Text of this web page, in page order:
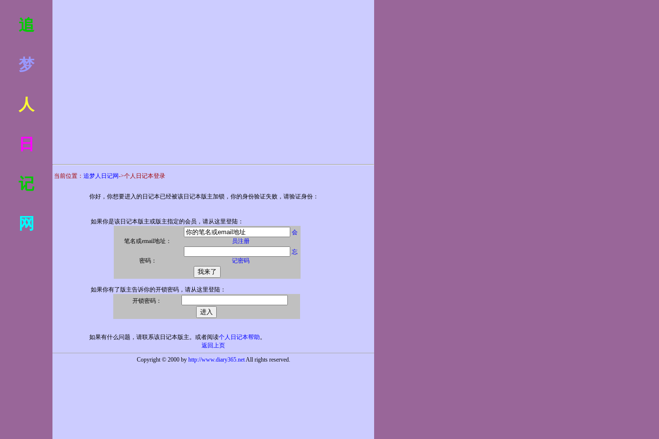
追
梦
人
日
记
网
当前位置： 追梦人日记网->个人日记本登录
你好，你想要进入的日记本已经被该日记本版主加锁，你的身份验证失败，请验证身份：
如果你是该日记本版主或版主指定的会员，请从这里登陆：
笔名或email地址：
会
员注册
密码：
忘
记密码
如果你有了版主告诉你的开锁密码，请从这里登陆：
开锁密码：
如果有什么问题，请联系该日记本版主。或者阅读个人日记本帮助。
返回上页
Copyright © 2000 by http://www.diary365.netAll rights reserved.